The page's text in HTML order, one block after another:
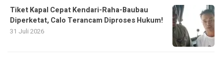
Tiket Kapal Cepat Kendari-Raha-Baubau
Diperketat, Calo Terancam Diproses Hukum!
31 Juli 2026